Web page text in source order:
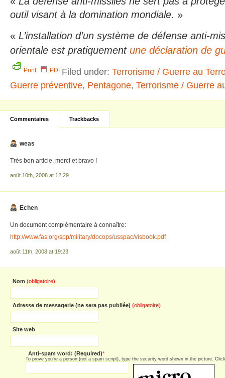
outil visant à la domination mondiale. »
« L’installation d’un système de défense anti-
orientale est pratiquement une déclaration de
Print PDFFiled under: Terrorisme / Guerre au
Guerre préventive, Pentagone, Terrorisme / Guerre
Commentaires Trackbacks
weas
Très bon article, merci et bravo !
août 10th, 2008 at 12:29
Echen
Un document complémentaire à connaître:
http://www.fas.org/spp/military/docops/usspac/visbook.pdf
août 11th, 2008 at 19:23
Nom (obligatoire)
Adresse de messagerie (ne sera pas publiée) (obligatoire)
Site web
Anti-spam word: (Required)*
To prove you're a person (not a spam script), type the security word shown in the picture.